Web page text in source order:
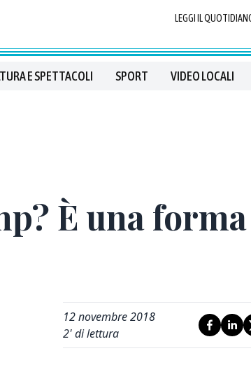
LEGGI IL
E SPETTACOLI SPORT VIDEO LOCALI
È una
12 novembre 2018
2' di lettura